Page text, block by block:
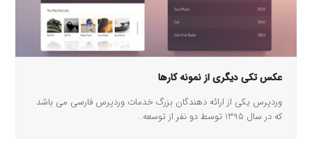
عکس تکی دیگری از نمونه کارها
وردپرس یکی از ارائه دهندگان بزرگ خدمات وردپرس فارسی می باشد
که در سال 1395 توسط دو نفر از توسعه…